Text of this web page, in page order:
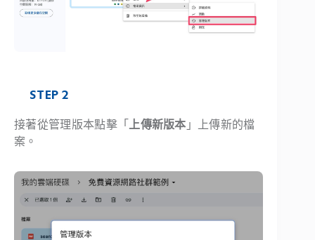
STEP 2
接著從管理版本點擊「 上傳新版本 」上傳新的檔
案。